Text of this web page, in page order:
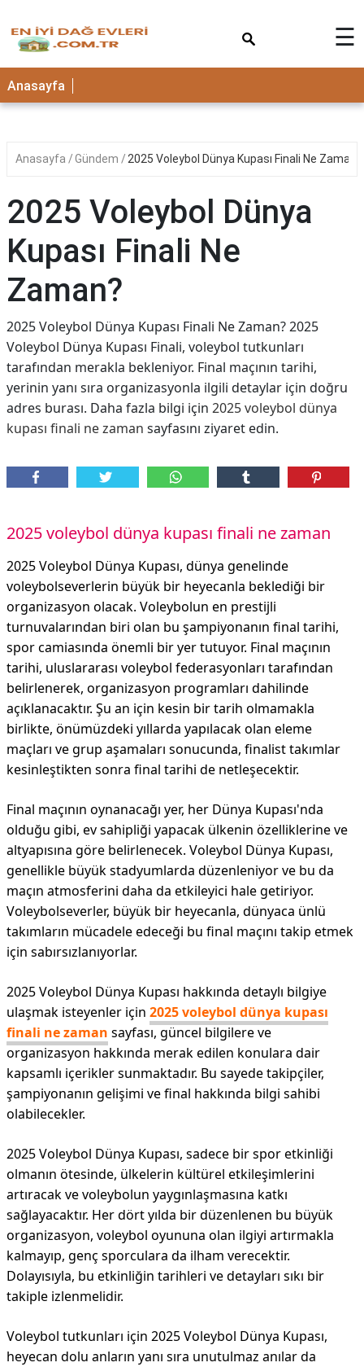
☰
Anasayfa
Anasayfa Gündem 2025 Voleybol Dünya Kupası Finali Ne Zaman?
2025 Voleybol Dünya
Kupası Finali Ne
Zaman?
2025 Voleybol Dünya Kupası Finali Ne Zaman? 2025
Voleybol Dünya Kupası Finali, voleybol tutkunları
tarafından merakla bekleniyor. Final maçının tarihi,
yerinin yanı sıra organizasyonla ilgili detaylar için doğru
adres burası. Daha fazla bilgi için 2025 voleybol dünya
kupası finali ne zaman sayfasını ziyaret edin.
2025 voleybol dünya kupası finali ne zaman
2025 Voleybol Dünya Kupası, dünya genelinde
voleybolseverlerin büyük bir heyecanla beklediği bir
organizasyon olacak. Voleybolun en prestijli
turnuvalarından biri olan bu şampiyonanın final tarihi,
spor camiasında önemli bir yer tutuyor. Final maçının
tarihi, uluslararası voleybol federasyonları tarafından
belirlenerek, organizasyon programları dahilinde
açıklanacaktır. Şu an için kesin bir tarih olmamakla
birlikte, önümüzdeki yıllarda yapılacak olan eleme
maçları ve grup aşamaları sonucunda, finalist takımlar
kesinleştikten sonra final tarihi de netleşecektir.
Final maçının oynanacağı yer, her Dünya Kupası'nda
olduğu gibi, ev sahipliği yapacak ülkenin özelliklerine ve
altyapısına göre belirlenecek. Voleybol Dünya Kupası,
genellikle büyük stadyumlarda düzenleniyor ve bu da
maçın atmosferini daha da etkileyici hale getiriyor.
Voleybolseverler, büyük bir heyecanla, dünyaca ünlü
takımların mücadele edeceği bu final maçını takip etmek
için sabırsızlanıyorlar.
2025 Voleybol Dünya Kupası hakkında detaylı bilgiye
ulaşmak isteyenler için 2025 voleybol dünya kupası
finali ne zaman sayfası, güncel bilgilere ve
organizasyon hakkında merak edilen konulara dair
kapsamlı içerikler sunmaktadır. Bu sayede takipçiler,
şampiyonanın gelişimi ve final hakkında bilgi sahibi
olabilecekler.
2025 Voleybol Dünya Kupası, sadece bir spor etkinliği
olmanın ötesinde, ülkelerin kültürel etkileşimlerini
artıracak ve voleybolun yaygınlaşmasına katkı
sağlayacaktır. Her dört yılda bir düzenlenen bu büyük
organizasyon, voleybol oyununa olan ilgiyi artırmakla
kalmayıp, genç sporculara da ilham verecektir.
Dolayısıyla, bu etkinliğin tarihleri ve detayları sıkı bir
takiple izlenmelidir.
Voleybol tutkunları için 2025 Voleybol Dünya Kupası,
heyecan dolu anların yanı sıra unutulmaz anılar da